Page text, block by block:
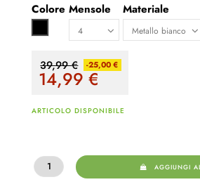
Colore Mensole Materiale
39,99 € -25,00 €
14,99€
ARTICOLO DISPONIBILE
AGGIUNGI